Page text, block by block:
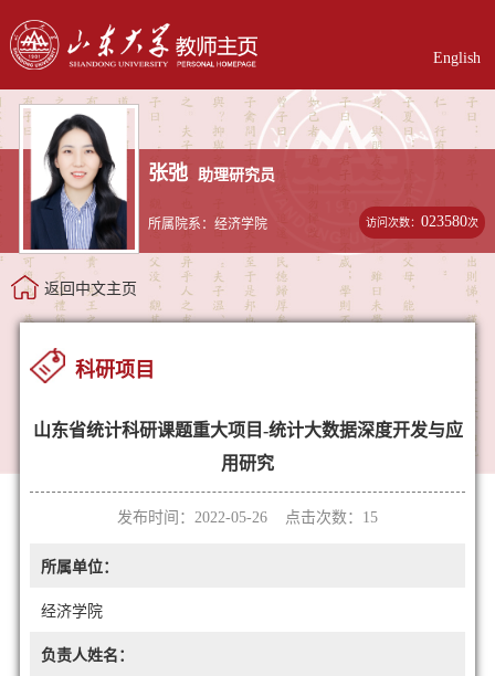
English
张弛 助理研究员
所属院系：经济学院 访问次数：023580次
返回中文主页
科研项目
山东省统计科研课题重大项目-统计大数据深度开发与应
用研究
发布时间：2022-05-26 点击次数： 15
所属单位：
经济学院
负责人姓名：